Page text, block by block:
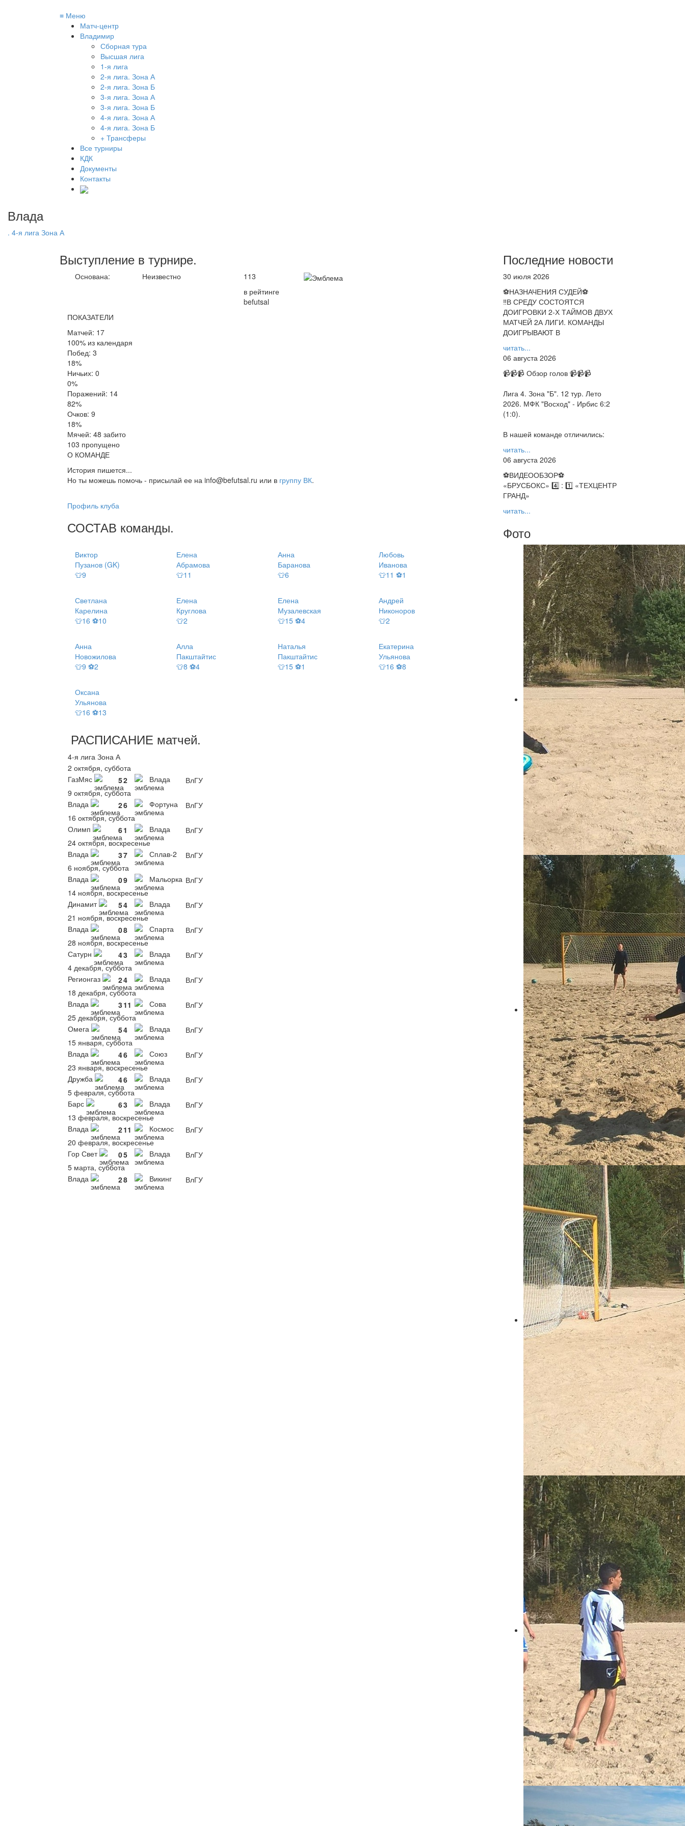
≡ Меню
Матч-центр
Владимир
Сборная тура
Высшая лига
1-я лига
2-я лига. Зона А
2-я лига. Зона Б
3-я лига. Зона А
3-я лига. Зона Б
4-я лига. Зона А
4-я лига. Зона Б
+ Трансферы
Все турниры
КДК
Документы
Контакты
Влада
. 4-я лига Зона А
Выступление в турнире.
Основана: Неизвестно
113
в рейтинге
befutsal
ПОКАЗАТЕЛИ
Матчей: 17
100% из календаря
Побед: 3
18%
Ничьих: 0
0%
Поражений: 14
82%
Очков: 9
18%
Мячей: 48 забито
103 пропущено
О КОМАНДЕ
История пишется...
Но ты можешь помочь - присылай ее на info@befutsal.ru или в группу ВК.
Профиль клуба
СОСТАВ команды.
Виктор
Пузанов (GK)
👕9
Елена
Абрамова
👕11
Анна
Баранова
👕6
Любовь
Иванова
👕11 ⚽1
Светлана
Карелина
👕16 ⚽10
Елена
Круглова
👕2
Елена
Музалевская
👕15 ⚽4
Андрей
Никоноров
👕2
Анна
Новожилова
👕9 ⚽2
Алла
Пакштайтис
👕8 ⚽4
Наталья
Пакштайтис
👕15 ⚽1
Екатерина
Ульянова
👕16 ⚽8
Оксана
Ульянова
👕16 ⚽13
РАСПИСАНИЕ матчей.
4-я лига Зона А
2 октября, суббота
ГазМяс
52 Влада
ВлГУ
9 октября, суббота
Влада
26 Фортуна
ВлГУ
16 октября, суббота
Олимп
61 Влада
ВлГУ
24 октября, воскресенье
Влада
37 Сплав-2
ВлГУ
6 ноября, суббота
Влада
09 Мальорка ВлГУ
14 ноября, воскресенье
Динамит
54 Влада
ВлГУ
21 ноября, воскресенье
Влада
08 Спарта
ВлГУ
28 ноября, воскресенье
Сатурн
43 Влада
ВлГУ
4 декабря, суббота
Регионгаз
24 Влада
ВлГУ
18 декабря, суббота
Влада
311 Сова
ВлГУ
25 декабря, суббота
Омега
54 Влада
ВлГУ
15 января, суббота
Влада
46 Союз
ВлГУ
23 января, воскресенье
Дружба
46 Влада
ВлГУ
5 февраля, суббота
Барс
63 Влада
ВлГУ
13 февраля, воскресенье
Влада
211 Космос
ВлГУ
20 февраля, воскресенье
Гор Свет
05 Влада
ВлГУ
5 марта, суббота
Влада
28 Викинг ВлГУ
Последние новости
30 июля 2026
⚽НАЗНАЧЕНИЯ СУДЕЙ⚽
‼В СРЕДУ СОСТОЯТСЯ
ДОИГРОВКИ 2-Х ТАЙМОВ ДВУХ
МАТЧЕЙ 2А ЛИГИ. КОМАНДЫ
ДОИГРЫВАЮТ В
читать...
06 августа 2026
📹📹📹 Обзор голов 📹📹📹
Лига 4. Зона "Б". 12 тур. Лето
2026. МФК "Восход" - Ирбис 6:2
(1:0).
В нашей команде отличились:
читать...
06 августа 2026
⚽️ВИДЕООБЗОР⚽️
«БРУСБОКС» 4️⃣ : 1️⃣ «ТЕХЦЕНТР
ГРАНД»
читать...
Фото